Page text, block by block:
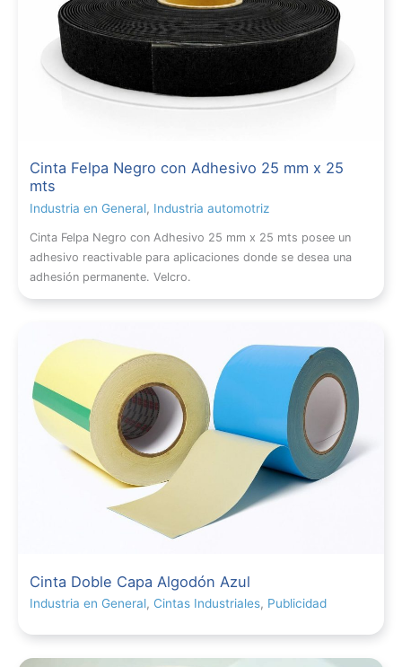
Cinta Felpa Negro con Adhesivo 25 mm x 25
mts
Industria en General, Industria automotriz
Cinta Felpa Negro con Adhesivo 25 mm x 25 mts posee un
adhesivo reactivable para aplicaciones donde se desea una
adhesión permanente. Velcro.
Cinta Doble Capa Algodón Azul
Industria en General, Cintas Industriales, Publicidad